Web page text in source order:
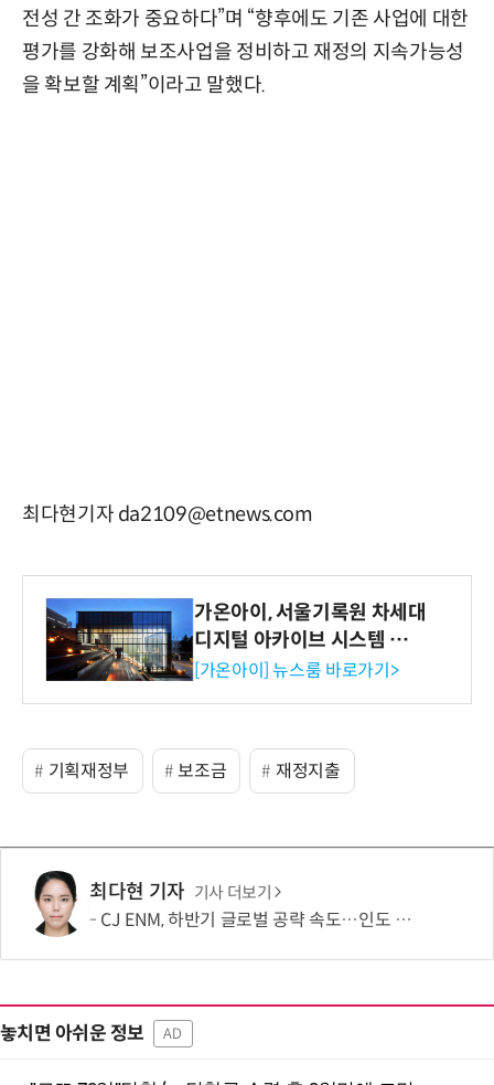
전성 간 조화가 중요하다”며 “향후에도 기존 사업에 대한
평가를 강화해 보조사업을 정비하고 재정의 지속가능성
을 확보할 계획”이라고 말했다.
최다현기자 da2109@etnews.com
가온아이, 서울기록원 차세대
디지털 아카이브 시스템 구축
수행
[가온아이] 뉴스룸 바로가기>
기획재정부 보조금 재정지출
최다현 기자 기사 더보기
CJ ENM, 하반기 글로벌 공략 속도…인도 등 신규 시장 개척
놓치면 아쉬운 정보 AD